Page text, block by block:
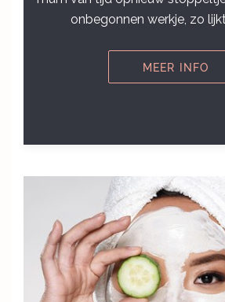
onbegonnen werkje, zo
MEER INFO